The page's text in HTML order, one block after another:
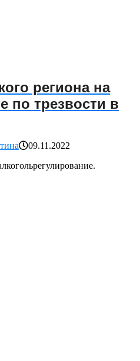
региона на
по трезвости в
09.11.2022